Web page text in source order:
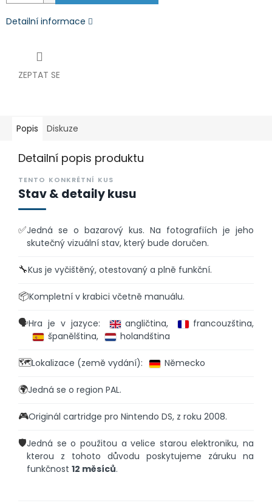
Detailní informace
ZEPTAT SE
Popis Diskuze
Detailní popis produktu
TENTO KONKRÉTNÍ KUS
Stav & detaily kusu
✅Jedná se o bazarový kus. Na fotografiích je jeho
skutečný vizuální stav, který bude doručen.
🔧Kus je vyčištěný, otestovaný a plně funkční.
📦Kompletní v krabici včetně manuálu.
🗣️Hra je v jazyce: angličtina,
francouzština,
španělština,
holandština
🗺️Lokalizace (země vydání): Německo
🌍Jedná se o region PAL.
🎮Originál cartridge pro Nintendo DS, z roku 2008.
🛡️Jedná se o použitou a velice starou elektroniku, na
kterou z tohoto důvodu poskytujeme záruku na
funkčnost 12 měsíců.